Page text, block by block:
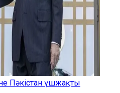
Пәкістан үшжақты